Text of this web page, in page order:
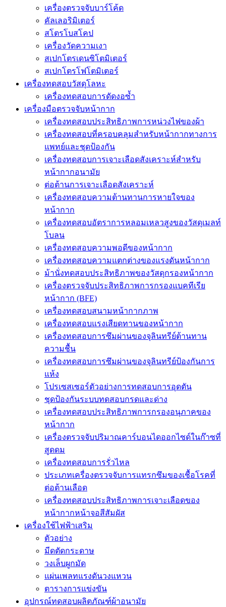
เครื่องตรวจจับบาร์โค้ด
คัลเลอริมิเตอร์
สโตรโบสโคป
เครื่องวัดความเงา
สเปกโตรเดนซิโตมิเตอร์
สเปกโตรโฟโตมิเตอร์
เครื่องทดสอบวัสดุโลหะ
เครื่องทดสอบการดัดงอซ้ำ
เครื่องมือตรวจจับหน้ากาก
เครื่องทดสอบประสิทธิภาพการหน่วงไฟของผ้า
เครื่องทดสอบที่ครอบคลุมสำหรับหน้ากากทางการ
แพทย์และชุดป้องกัน
เครื่องทดสอบการเจาะเลือดสังเคราะห์สำหรับ
หน้ากากอนามัย
ต่อต้านการเจาะเลือดสังเคราะห์
เครื่องทดสอบความต้านทานการหายใจของ
หน้ากาก
เครื่องทดสอบอัตราการหลอมเหลวสูงของวัสดุเมลท์
โบลน
เครื่องทดสอบความพอดีของหน้ากาก
เครื่องทดสอบความแตกต่างของแรงดันหน้ากาก
ม้านั่งทดสอบประสิทธิภาพของวัสดุกรองหน้ากาก
เครื่องตรวจจับประสิทธิภาพการกรองแบคทีเรีย
หน้ากาก (BFE)
เครื่องทดสอบสนามหน้ากากภาพ
เครื่องทดสอบแรงเสียดทานของหน้ากาก
เครื่องทดสอบการซึมผ่านของจุลินทรีย์ต้านทาน
ความชื้น
เครื่องทดสอบการซึมผ่านของจุลินทรีย์ป้องกันการ
แห้ง
โปรเซสเซอร์ตัวอย่างการทดสอบการอุดตัน
ชุดป้องกันระบบทดสอบกรดและด่าง
เครื่องทดสอบประสิทธิภาพการกรองอนุภาคของ
หน้ากาก
เครื่องตรวจจับปริมาณคาร์บอนไดออกไซด์ในก๊าซที่
สูดดม
เครื่องทดสอบการรั่วไหล
ประเภทเครื่องตรวจจับการแทรกซึมของเชื้อโรคที่
ต่อต้านเลือด
เครื่องทดสอบประสิทธิภาพการเจาะเลือดของ
หน้ากากหน้าจอสีสัมผัส
เครื่องใช้ไฟฟ้าเสริม
ตัวอย่าง
มีดตัดกระดาษ
วงเล็บผูกมัด
แผ่นเพลทแรงดันวงแหวน
ตารางการแข่งขัน
อุปกรณ์ทดสอบผลิตภัณฑ์ผ้าอนามัย